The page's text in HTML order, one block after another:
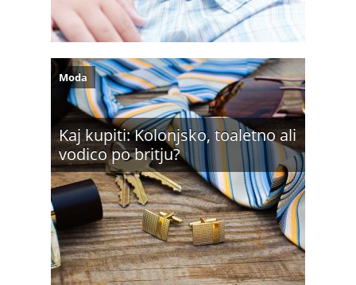
Kaj kupiti: Kolonjsko, toaletno ali
vodico po britju?
Moda